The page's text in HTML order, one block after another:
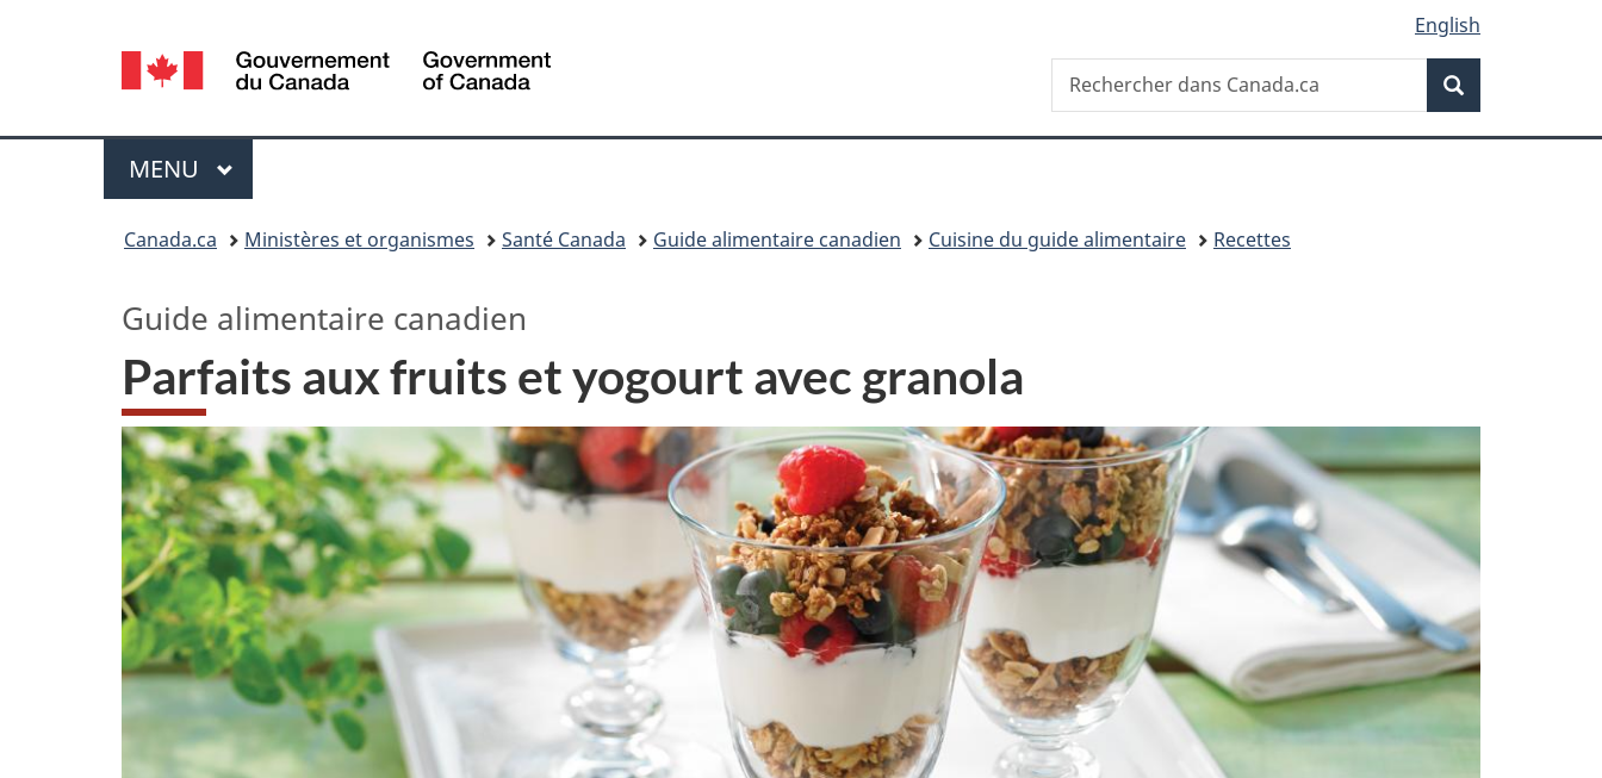
sujet
HTML
Sélection
de
la
langue
English
Canada
Recherche
Rechercher
dans
Menu
MENU PRINCIPAL
Canada.ca Ministères et organismes Santé Canada Guide alimentaire canadien Cuisine du guide alimentaire Recettes
Guide alimentaire canadien
Parfaits aux fruits et yogourt avec granola